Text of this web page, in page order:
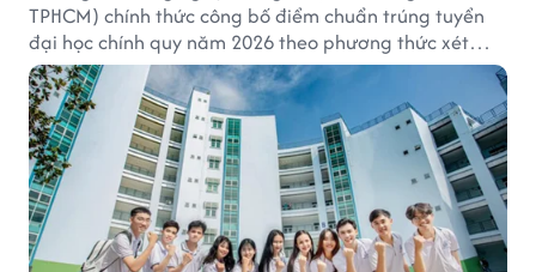
TPHCM) chính thức công bố điểm chuẩn trúng tuyển
đại học chính quy năm 2026 theo phương thức xét
tuyển tổng hợp.